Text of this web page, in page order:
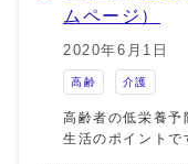
ムページ）
2020年6月1日
高齢 介護
高齢者の低栄養予
生活のポイントで